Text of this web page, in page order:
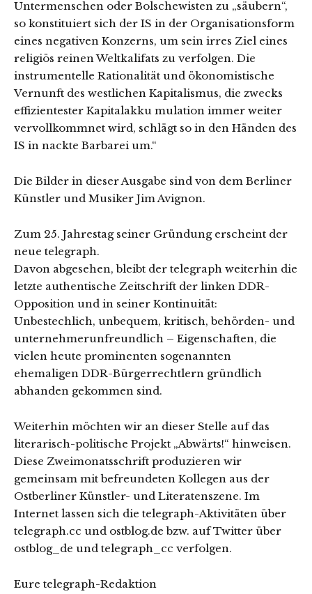
Untermenschen oder Bolschewisten zu „säubern“,
so konstituiert sich der IS in der Organisationsform
eines negativen Konzerns, um sein irres Ziel eines
religiös reinen Weltkalifats zu verfolgen. Die
instrumentelle Rationalität und ökonomistische
Vernunft des westlichen Kapitalismus, die zwecks
effizientester Kapitalakku­ mulation immer weiter
vervollkommnet wird, schlägt so in den Händen des
IS in nackte Barbarei um.“
Die Bilder in dieser Ausgabe sind von dem Berliner
Künstler und Musiker Jim Avignon.
Zum 25. Jahrestag seiner Gründung erscheint der
neue telegraph.
Davon abgesehen, bleibt der telegraph weiterhin die
letzte authentische Zeitschrift der linken DDR-
Opposition und in seiner Kontinuität:
Unbestechlich, unbequem, kritisch, behörden- und
unternehmerunfreundlich – Eigenschaften, die
vielen heute prominenten sogenannten
ehemaligen DDR-Bürgerrechtlern gründlich
abhanden gekommen sind.
Weiterhin möchten wir an dieser Stelle auf das
literarisch-politische Projekt „Abwärts!“ hinweisen.
Diese Zweimonatsschrift produzieren wir
gemeinsam mit befreundeten Kollegen aus der
Ostberliner Künstler- und Literatenszene. Im
Internet lassen sich die telegraph-Aktivitäten über
telegraph.cc und ostblog.de bzw. auf Twitter über
ostblog_de und telegraph_cc verfolgen.
Eure telegraph-Redaktion